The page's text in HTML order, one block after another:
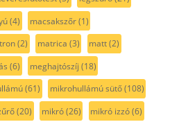
(4) macsakszőr(1)
(2) matrica (3) matt(2)
(6) meghajtószíj (18)
(61) mikrohullámú sütő(108)
(20) mikró(26) mikró izzó(6)